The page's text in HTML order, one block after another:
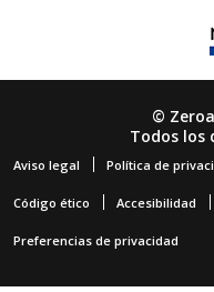
©
Todos los
Aviso legal Política de
Código ético Accesibilidad
Preferencias de privacidad